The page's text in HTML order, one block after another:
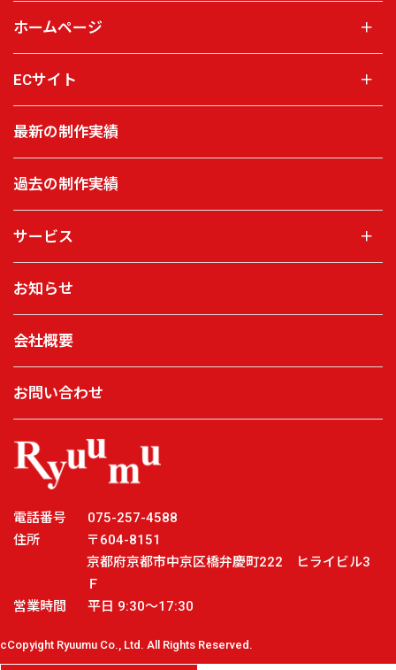
ホームページ ＋
ECサイト ＋
最新の制作実績
過去の制作実績
サービス ＋
お知らせ
会社概要
お問い合わせ
電話番号
075-257-4588
住所
〒604-8151
京都府京都市中京区橋弁慶町222 ヒライビル3
Ｆ
営業時間
平日 9:30～17:30
cCopyight Ryuumu Co., Ltd. All Rights Reserved.